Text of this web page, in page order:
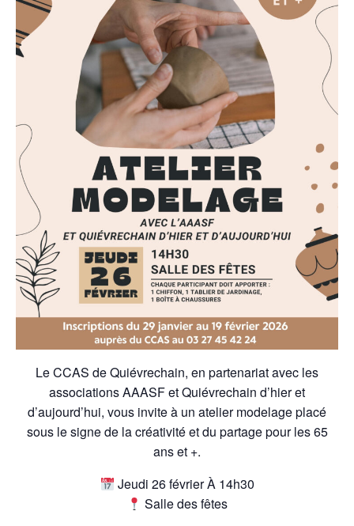
Le CCAS de Quiévrechain, en partenariat avec les
associations AAASF et Quiévrechain d’hier et
d’aujourd’hui, vous invite à un atelier modelage placé
sous le signe de la créativité et du partage pour les 65
ans et +.
Jeudi 26 février À 14h30
Salle des fêtes